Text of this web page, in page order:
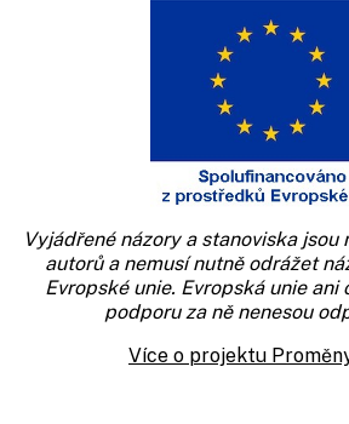
Vyjádřené názory a stanoviska jsou
autorů a nemusí nutně odrážet
Evropské unie. Evropská unie
podporu za ně nenesou
Více o projektu